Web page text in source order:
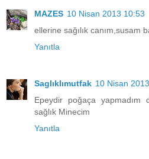
MAZES 10 Nisan 2013 10:53
ellerine sağılık canım,susam
Yanıtla
Saglıklımutfak 10 Nisan
Epeydir poğaça yapmadım
sağlık Minecim
Yanıtla